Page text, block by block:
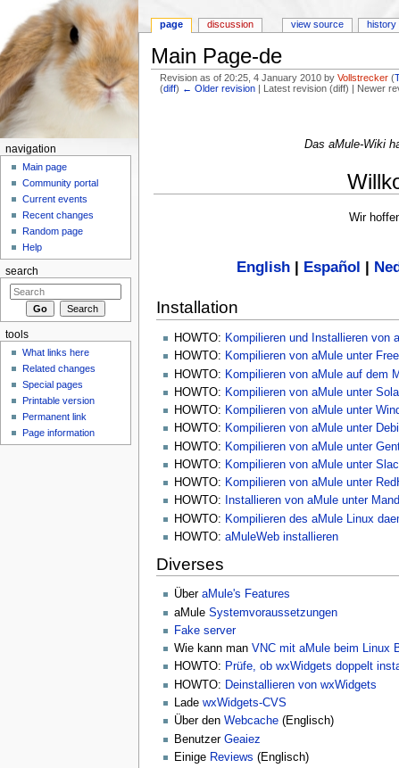
Main Page-de
Revision as of 20:25, 4 January 2010 byVollstrecker (
(diff) ← Older revision | Latest revision (diff) | Newer
Das aMule-Wiki
Wir
English | Español |
Installation
HOWTO: Kompilieren und Installieren von
HOWTO: Kompilieren von aMule unter
HOWTO: Kompilieren von aMule auf dem
HOWTO: Kompilieren von aMule unter
HOWTO: Kompilieren von aMule unter
HOWTO: Kompilieren von aMule unter
HOWTO: Kompilieren von aMule unter
HOWTO: Kompilieren von aMule unter
HOWTO: Kompilieren von aMule unter
HOWTO:
Installieren von aMule unter
HOWTO: Kompilieren des aMule Linux
HOWTO: aMuleWeb installieren
Diverses
Über aMule's Features
aMule Systemvoraussetzungen
Fake server
Wie kann man VNC mit aMule beim Linux
HOWTO: Prüfe, ob wxWidgets doppelt
HOWTO: Deinstallieren von wxWidgets
Lade wxWidgets-CVS
Über den Webcache(Englisch)
Benutzer Geaiez
Einige Reviews (Englisch)
page discussion view source history
navigation
Main page
Community portal
Current events
Recent changes
Random page
Help
search
tools
What links here
Related changes
Special pages
Printable version
Permanent link
Page information